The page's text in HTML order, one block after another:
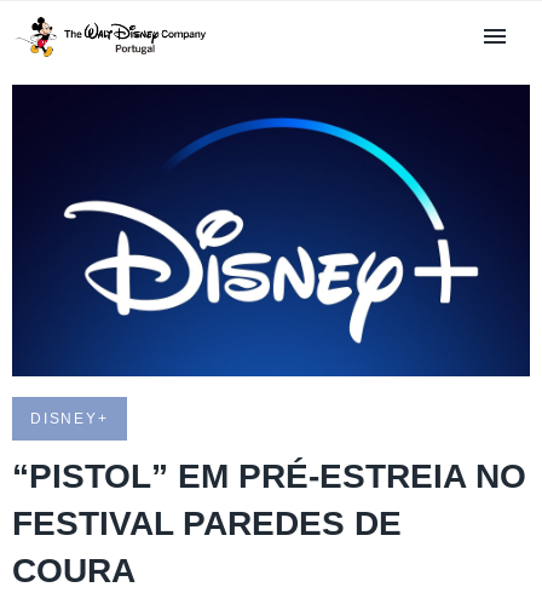
DISNEY+
“PISTOL” EM PRÉ-ESTREIA NO
FESTIVAL PAREDES DE
COURA